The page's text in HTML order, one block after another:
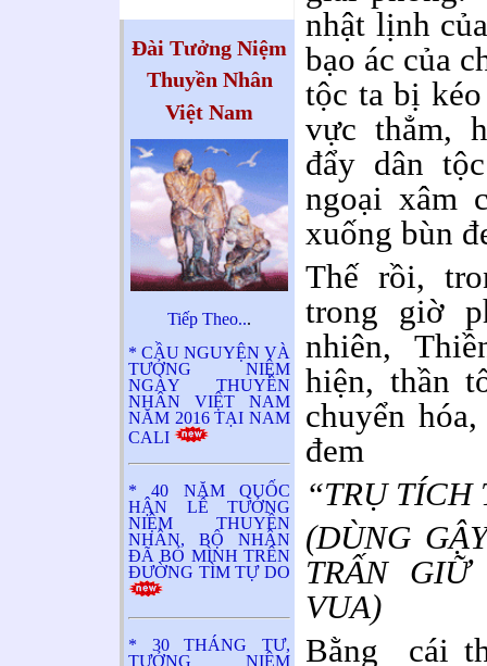
Đài Tưởng Niệm
Thuyền Nhân
Việt Nam
Tiếp Theo...
* CẦU NGUYỆN VÀ
TƯỞNG NIỆM
NGÀY THUYỀN
NHÂN VIỆT NAM
NĂM 2016 TẠI NAM
CALI
* 40 NĂM QUỐC
HẬN LỄ TƯỞNG
NIỆM THUYỀN
NHÂN, BỘ NHÂN
ĐÃ BỎ MÌNH TRÊN
ĐƯỜNG TÌM TỰ DO
* 30 THÁNG TƯ,
TƯỞNG NIỆM
nhật lịnh
bạo ác của
tộc ta bị
vực thẳm,
đẩy dân
ngoại xâm
xuống bùn
Thế rồi,
trong giờ
nhiên,
hiện, thần
chuyển
đem
“TRỤ TÍCH
(DÙNG
TRẤN
VUA)
Bằng cái